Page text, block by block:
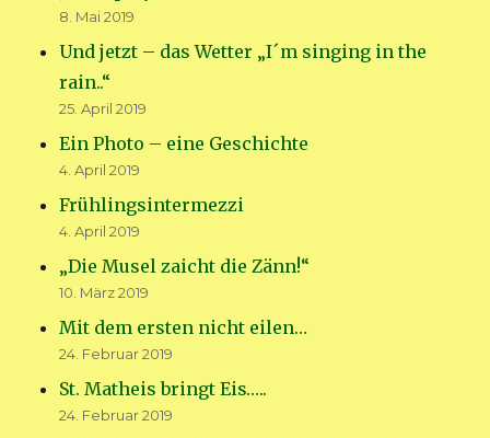
8. Mai 2019
Und jetzt – das Wetter „I´m singing in the
rain..“
25. April 2019
Ein Photo – eine Geschichte
4. April 2019
Frühlingsintermezzi
4. April 2019
„Die Musel zaicht die Zänn!“
10. März 2019
Mit dem ersten nicht eilen…
24. Februar 2019
St. Matheis bringt Eis…..
24. Februar 2019